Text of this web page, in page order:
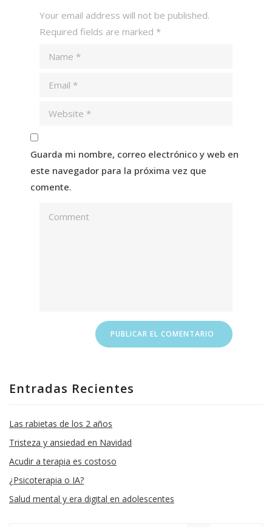
Your email address will not be published.
Required fields are marked *
Guarda mi nombre, correo electrónico y web en
este navegador para la próxima vez que
comente.
Entradas Recientes
Las rabietas de los 2 años
Tristeza y ansiedad en Navidad
Acudir a terapia es costoso
¿Psicoterapia o IA?
Salud mental y era digital en adolescentes